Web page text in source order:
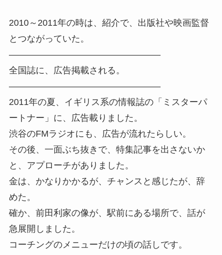
2010～2011年の時は、紹介で、出版社や映画監督
とつながっていた。
—————————————————
全国誌に、広告掲載される。
—————————————————
2011年の夏、イギリス系の情報誌の「ミスターパ
ートナー」に、広告載りました。
渋谷のFMラジオにも、広告が流れたらしい。
その後、一面ぶち抜きで、特集記事を出さないか
と、アプローチがありました。
金は、かなりかかるが、チャンスと感じたが、辞
めた。
確か、前田利家の像が、駅前にある場所で、話が
急展開しました。
コーチングのメニューだけの頃の話しです。